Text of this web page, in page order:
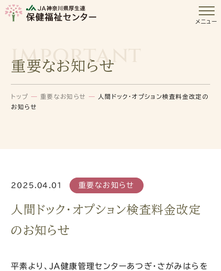
メニュー
important
重要なお知らせ
トップ — 重要なお知らせ —
人間ドック・オプション検査料金改定の
お知らせ
2025.04.01 重要なお知らせ
人間ドック・オプション検査料金改定
のお知らせ
平素より、JA健康管理センターあつぎ・さがみはらを